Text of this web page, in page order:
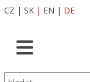
CZ | SK | EN | DE